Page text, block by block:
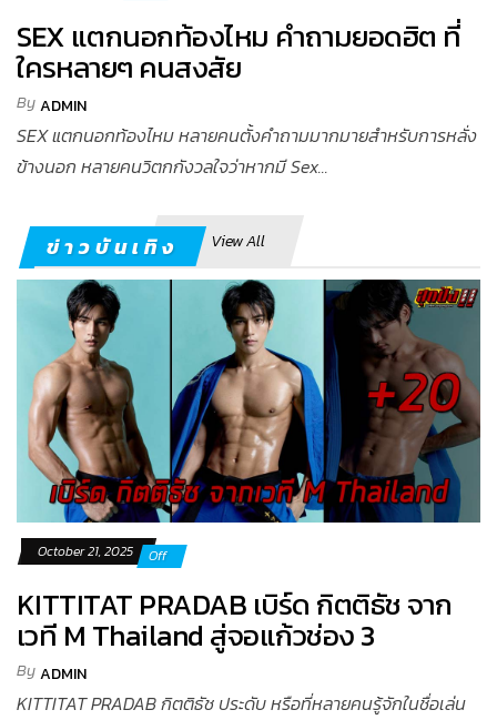
SEX แตกนอกท้องไหม คำถามยอดฮิต ที่
ใครหลายๆ คนสงสัย
ByADMIN
SEX แตกนอกท้องไหม หลายคนตั้งคำถามมากมายสำหรับการหลั่ง
ข้างนอก หลายคนวิตกกังวลใจว่าหากมี Sex...
ข่าวบันเทิง View All
October 21, 2025 Off
KITTITAT PRADAB เบิร์ด กิตติธัช จาก
เวที M Thailand สู่จอแก้วช่อง 3
ByADMIN
KITTITAT PRADAB กิตติธัช ประดับ หรือที่หลายคนรู้จักในชื่อเล่น